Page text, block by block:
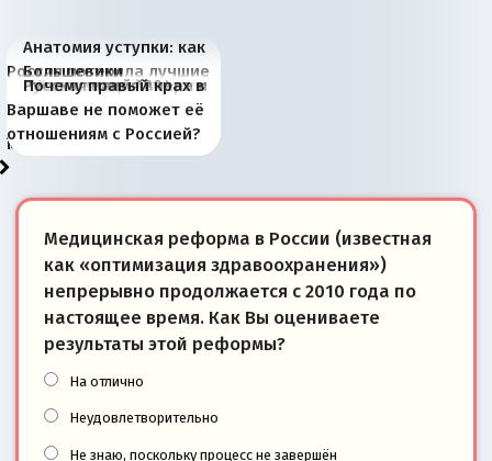
Анатомия уступки: как
Россия потеряла лучшие
рыбопромысловые
районы Баренцева
моря
Большевики
отличаются от «Яблока»
тем, что они -
победители
Киевская марионетка
Запада рассказала о
«переобувании» хозяев
В России назрели
перемены: 15 шагов к
суверенной экономике
Миграционный пожар
Европы
Россия начинает
сбрасывать балласт
Анкориджа
Россия зимой 1904
года: первые уступки во
внутренней политике
Русская нация вчера и
сегодня
Почему правый крах в
Варшаве не поможет её
отношениям с Россией?
Медицинская реформа в России (известная
как «оптимизация здравоохранения»)
непрерывно продолжается с 2010 года по
настоящее время. Как Вы оцениваете
результаты этой реформы?
На отлично
Неудовлетворительно
Не знаю, поскольку процесс не завершён